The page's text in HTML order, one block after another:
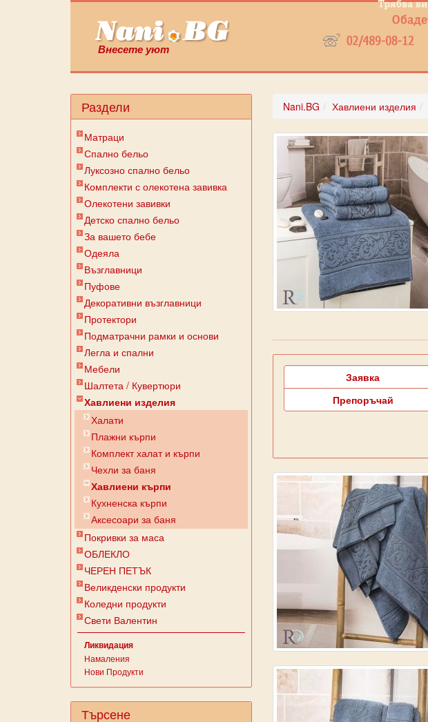
Внесете уют
Раздели
Матраци
Спално бельо
Луксозно спално бельо
Комплекти с олекотена завивка
Олекотени завивки
Детско спално бельо
За вашето бебе
Одеяла
Възглавници
Пуфове
Декоративни възглавници
Протектори
Подматрачни рамки и основи
Легла и спални
Мебели
Шалтета / Кувертюри
Хавлиени изделия
Халати
Плажни кърпи
Комплект халат и кърпи
Чехли за баня
Хавлиени кърпи
Кухненска кърпи
Аксесоари за баня
Покривки за маса
ОБЛЕКЛО
ЧЕРЕН ПЕТЪК
Великденски продукти
Коледни продукти
Свети Валентин
Ликвидация
Намаления
Нови Продукти
Търсене
Nani.BG Хавлиени изделия
Заявка
Препоръчай